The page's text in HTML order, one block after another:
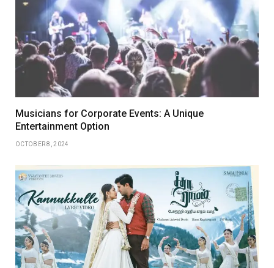
Musicians for Corporate Events: A Unique
Entertainment Option
OCTOBER 8, 2024